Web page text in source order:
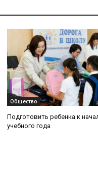
Общество
Подготовить ребенка к
учебного года